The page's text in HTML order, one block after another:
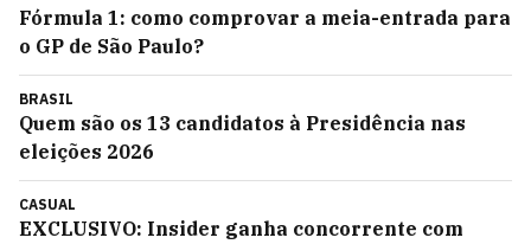
Fórmula 1: como comprovar a meia-entrada para
o GP de São Paulo?
BRASIL
Quem são os 13 candidatos à Presidência nas
eleições 2026
CASUAL
EXCLUSIVO: Insider ganha concorrente com